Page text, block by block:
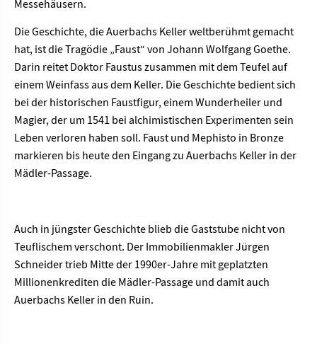
Messehäusern.
Die Geschichte, die Auerbachs Keller weltberühmt gemacht
hat, ist die Tragödie „Faust“ von Johann Wolfgang Goethe.
Darin reitet Doktor Faustus zusammen mit dem Teufel auf
einem Weinfass aus dem Keller. Die Geschichte bedient sich
bei der historischen Faustfigur, einem Wunderheiler und
Magier, der um 1541 bei alchimistischen Experimenten sein
Leben verloren haben soll. Faust und Mephisto in Bronze
markieren bis heute den Eingang zu Auerbachs Keller in der
Mädler-Passage.
Auch in jüngster Geschichte blieb die Gaststube nicht von
Teuflischem verschont. Der Immobilienmakler Jürgen
Schneider trieb Mitte der 1990er-Jahre mit geplatzten
Millionenkrediten die Mädler-Passage und damit auch
Auerbachs Keller in den Ruin.